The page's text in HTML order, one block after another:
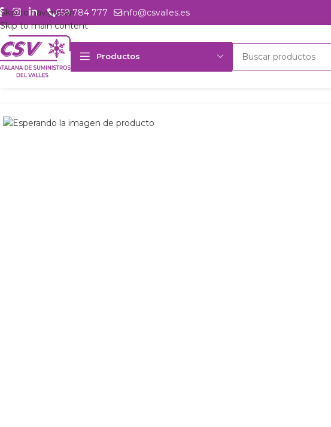
Skip to navigation
Skip to main content
659 784 777 info@csvalles.es
Productos
Inicio Productos